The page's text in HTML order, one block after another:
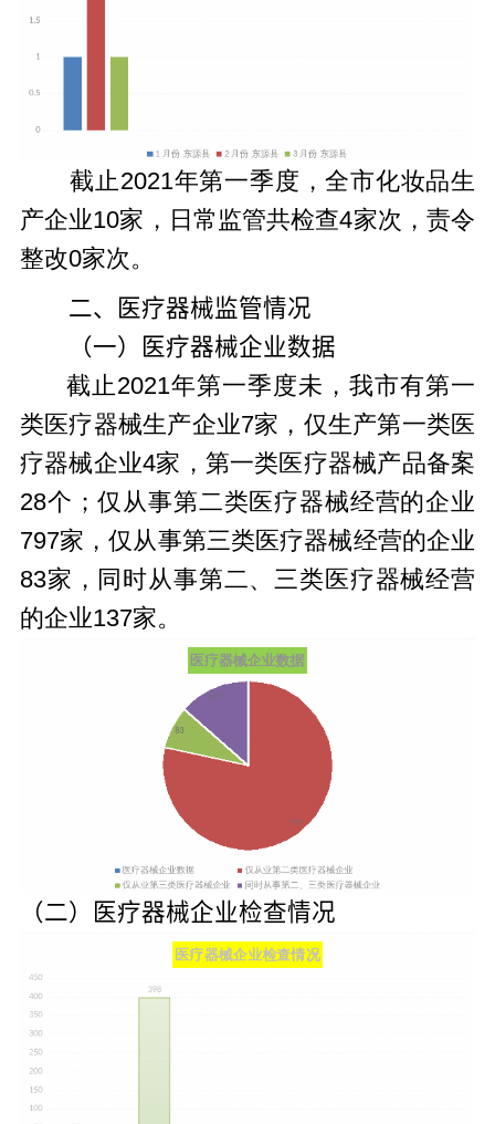
截止2021年第一季度，全市化妆品生
产企业10家，日常监管共检查4家次，责令
整改0家次。
二、医疗器械监管情况
（一）医疗器械企业数据
截止2021年第一季度未，我市有第一
类医疗器械生产企业7家，仅生产第一类医
疗器械企业4家，第一类医疗器械产品备案
28个；仅从事第二类医疗器械经营的企业
797家，仅从事第三类医疗器械经营的企业
83家，同时从事第二、三类医疗器械经营
的企业137家。
（二）医疗器械企业检查情况